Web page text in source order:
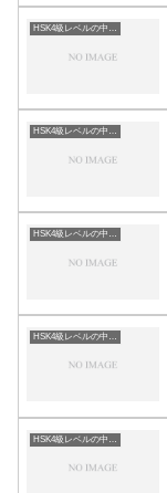
HSK4級レベルの中国語
HSK4級レベルの中国語
HSK4級レベルの中国語